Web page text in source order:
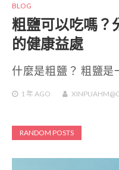
BLOG
粗鹽可以吃嗎？
的健康益處
什麼是粗鹽？ 粗鹽
1 年 AGO
RANDOM POSTS